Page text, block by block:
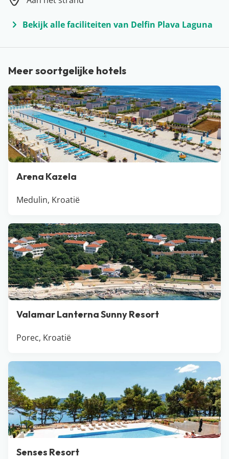
een stedentrip en bezoek Dubrovnik, Split of Pula. Of
ga eilandhoppen langs de vele mooie eilanden die
eilanden heeft? Ook voor een ontspannen zon, zee &
strandvakantie ben je in Kroatië overigens aan het
Bekijk alle faciliteiten van Delfin Plava Laguna
Meer soortgelijke hotels
Arena Kazela
Medulin, Kroatië
Valamar Lanterna Sunny Resort
Porec, Kroatië
Senses Resort